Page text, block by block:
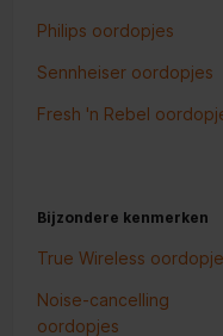
Philips oordopjes
Sennheiser oordopjes
Fresh 'n Rebel
Bijzondere kenmerken
True Wireless
Noise-cancelling
oordopjes